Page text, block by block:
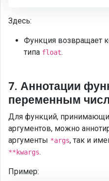
Здесь:
Функция возвращает
типа float.
7. Аннотации
переменным
Для функций,
аргументов, можно
аргументы *args, так и
**kwargs.
Пример: